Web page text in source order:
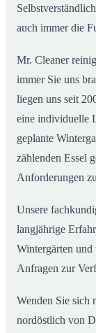
auch immer die
Mr. Cleaner
immer Sie uns
liegen uns seit
eine individuelle
geplante
zählenden Essel
Anforderungen
Unsere
langjährige
Wintergärten
Anfragen zur
Wenden Sie sich
nordöstlich von